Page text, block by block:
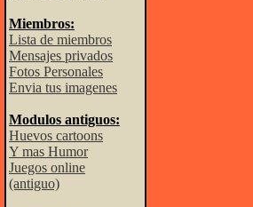
Miembros:
Lista de miembros
Mensajes privados
Fotos Personales
Envia tus imagenes
Modulos antiguos:
Huevos cartoons
Y mas Humor
Juegos online
(antiguo)